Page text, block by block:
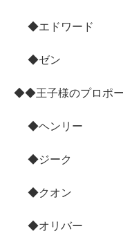
◆エドワード
◆ゼン
◆◆王子様のプロポ
◆ヘンリー
◆ジーク
◆クオン
◆オリバー